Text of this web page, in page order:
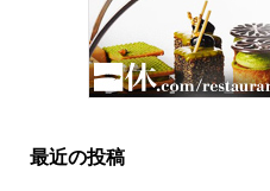
最近の投稿